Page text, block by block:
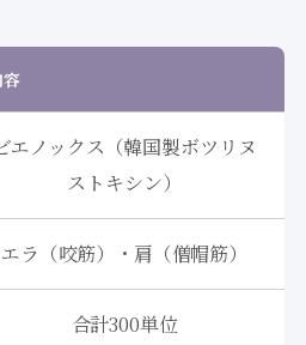
容
エノックス（韓国製ボツリヌ
ストキシン）
エラ（咬筋）・肩（僧帽筋）
合計300単位